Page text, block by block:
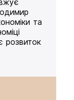
та
розвиток